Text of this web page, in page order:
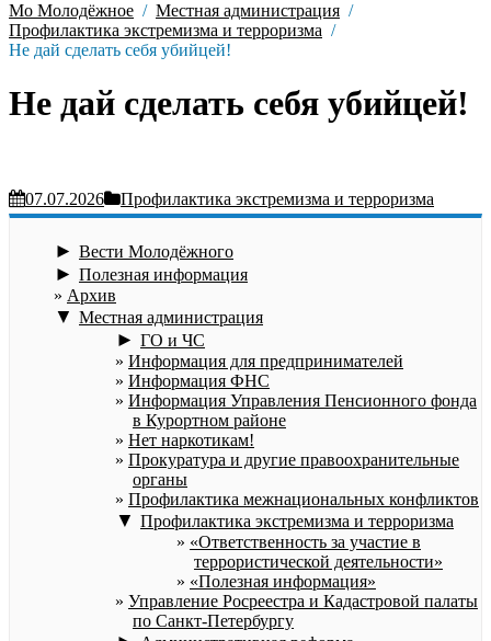
Мо Молодёжное
Местная администрация
Профилактика экстремизма и терроризма
Не дай сделать себя убийцей!
Не дай сделать себя убийцей!
07.07.2026 Профилактика экстремизма и терроризма
► Вести Молодёжного
► Полезная информация
Архив
▼ Местная администрация
► ГО и ЧС
Информация для предпринимателей
Информация ФНС
Информация Управления Пенсионного фонда
в Курортном районе
Нет наркотикам!
Прокуратура и другие правоохранительные
органы
Профилактика межнациональных конфликтов
▼ Профилактика экстремизма и терроризма
«Ответственность за участие в
террористической деятельности»
«Полезная информация»
Управление Росреестра и Кадастровой палаты
по Санкт-Петербургу